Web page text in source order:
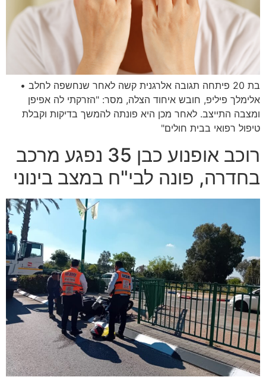
בת 20 פיתחה תגובה אלרגנית קשה לאחר שנחשפה לחלב •
אלימלך פיליפ, חובש איחוד הצלה, מסר: "הזרקתי לה אפיפן
ומצבה התייצב. לאחר מכן היא פונתה להמשך בדיקות וקבלת
טיפול רפואי בבית חולים"
רוכב אופנוע כבן 35 נפגע מרכב
בחדרה, פונה לבי"ח במצב בינוני